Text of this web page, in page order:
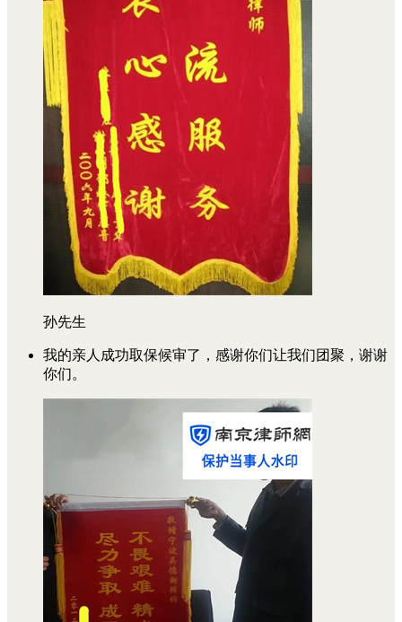
孙先生
我的亲人成功取保候审了，感谢你们让我们团聚，谢谢
你们。